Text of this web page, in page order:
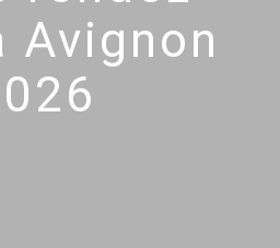
Avignon